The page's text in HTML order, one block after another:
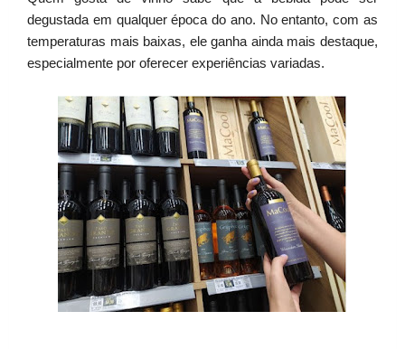
degustada em qualquer época do ano. No entanto, com as
temperaturas mais baixas, ele ganha ainda mais destaque,
especialmente por oferecer experiências variadas.